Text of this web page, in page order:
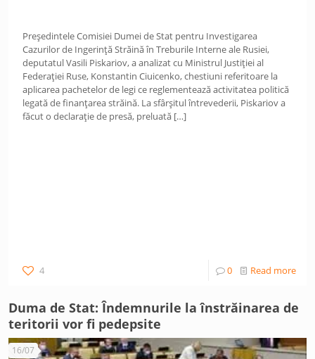
Președintele Comisiei Dumei de Stat pentru Investigarea
Cazurilor de Ingerință Străină în Treburile Interne ale Rusiei,
deputatul Vasili Piskariov, a analizat cu Ministrul Justiției al
Federației Ruse, Konstantin Ciuicenko, chestiuni referitoare la
aplicarea pachetelor de legi ce reglementează activitatea politică
legată de finanțarea străină. La sfârșitul întrevederii, Piskariov a
făcut o declarație de presă, preluată […]
4 0 Read more
Duma de Stat: Îndemnurile la înstrăinarea de
teritorii vor fi pedepsite
16/07